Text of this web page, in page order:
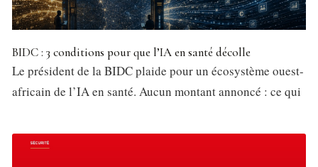
BIDC : 3 conditions pour que l’IA en santé décolle
Le président de la BIDC plaide pour un écosystème ouest-
africain de l’IA en santé. Aucun montant annoncé : ce qui